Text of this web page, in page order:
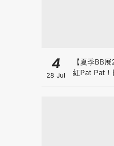
4
28 Jul
【夏季BB
紅Pat Pat